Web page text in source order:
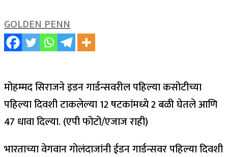
GOLDEN PENN
मोहम्मद सिराजने इडन गार्डन्सवरील पहिल्या कसोटीच्या
पहिल्या दिवशी टाकलेल्या 12 षटकांमध्ये 2 बळी घेतले आणि
47 धावा दिल्या. (एपी फोटो/एजाज राही)
भारताच्या वेगवान गोलंदाजांनी ईडन गार्डन्सवर पहिल्या दिवशी